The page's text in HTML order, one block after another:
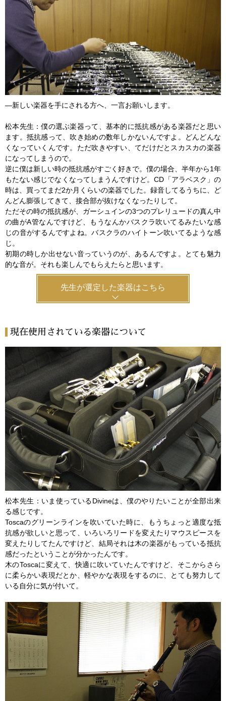
―新しい楽器を手にされる方へ、一言お願いします。
松本先生：僕の選ぶ楽器って、基本的に抵抗感がある楽器だと思い
ます。抵抗感って、吹き始めの数年しかないんですよ。どんどんな
くなっていくんです。ただ吹きやすい、てだけだとスカスカの楽器
になってしまうので。
逆に僕は新しい時の抵抗感がすごく好きで。僕の場合、半年から1年
もたない感じでなくなってしまうんですけど。CD「アラベスク」の
時は、買ってまだ2か月くらいの楽器でした。録音してるうちに、ど
んどん膨張してきて、接合部が抜けなくなったりして。
ただその時の抵抗感が、ガーシュインの3つのプレリュードの真ん中
の曲がA管なんですけど、もうなんかバスクラ吹いてるみたいな感
じの音がするんですよね。バスクラのハイトーン吹いてるような感
じ。
初期の時しか出せない音っていうのが、あるんですよ。とても魅力
的な音が。それも楽しんでもらえたらと思います。
先生が選定した楽器はこちら
現在使用されている楽器について
松本先生：いま使っているDivineは、僕のやりたいことが全部出来
る感じです。
Toscaのグリーンラインを吹いていた時に、もうちょっと適度な抵
抗感が欲しいと思って、いろいろリードを変えたりマウスピースを
変えたりしてたんですけど、結局それは木の楽器がもっている抵抗
感だったということが分かったんです。
木のToscaに変えて、快適に吹いていたんですけど、そこからさら
に柔らかい表現だとか、軽やかな表現をするのに、とても努力して
いる自分に気が付いて。